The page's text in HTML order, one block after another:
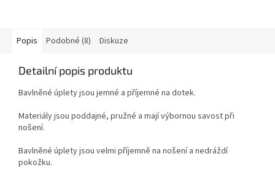
Popis Podobné (8) Diskuze
Detailní popis produktu
Bavlněné úplety jsou jemné a příjemné na dotek.
Materiály jsou poddajné, pružné a mají výbornou savost při
nošení.
Bavlněné úplety jsou velmi příjemně na nošení a nedráždí
pokožku.